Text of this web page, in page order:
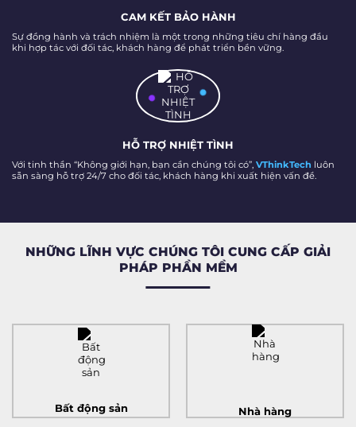
CAM KẾT BẢO HÀNH
Sự đồng hành và trách nhiệm là một trong những tiêu chí hàng đầu
khi hợp tác với đối tác, khách hàng để phát triển bền vững.
HỖ TRỢ NHIỆT TÌNH
Với tinh thần “Không giới hạn, bạn cần chúng tôi có”, VThinkTech luôn
sẵn sàng hỗ trợ 24/7 cho đối tác, khách hàng khi xuất hiện vấn đề.
NHỮNG LĨNH VỰC CHÚNG TÔI CUNG CẤP GIẢI
PHÁP PHẦN MỀM
Bất động sản Nhà hàng